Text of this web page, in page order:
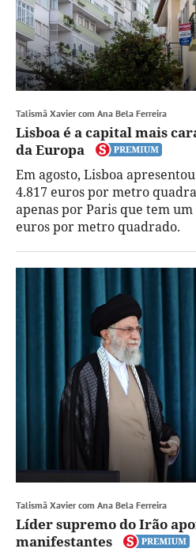
Talismã Xavier com Ana Bela Ferreira
Lisboa é a capital mais
da Europa
Em agosto, Lisboa
4.817 euros por metro
apenas por Paris que tem
euros por metro quadrado.
Talismã Xavier com Ana Bela Ferreira
Líder supremo do Irão
manifestantes